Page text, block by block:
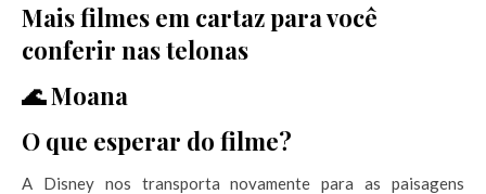
Mais filmes em cartaz para você
conferir nas telonas
🌊 Moana
O que esperar do filme?
A Disney nos transporta novamente para as paisagens